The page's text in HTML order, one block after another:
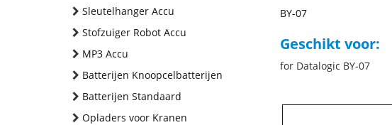
Sleutelhanger Accu
Stofzuiger Robot Accu
MP3 Accu
Batterijen Knoopcelbatterijen
Batterijen Standaard
Opladers voor Kranen
BY-07
Geschikt voor:
for Datalogic BY-07